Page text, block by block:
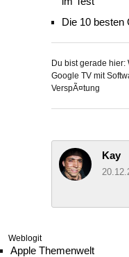
Die 10 besten
Du bist gerade hier:
Google TV mit
VerspÃ¤tung
Kay
Weblogit
Apple Themenwelt